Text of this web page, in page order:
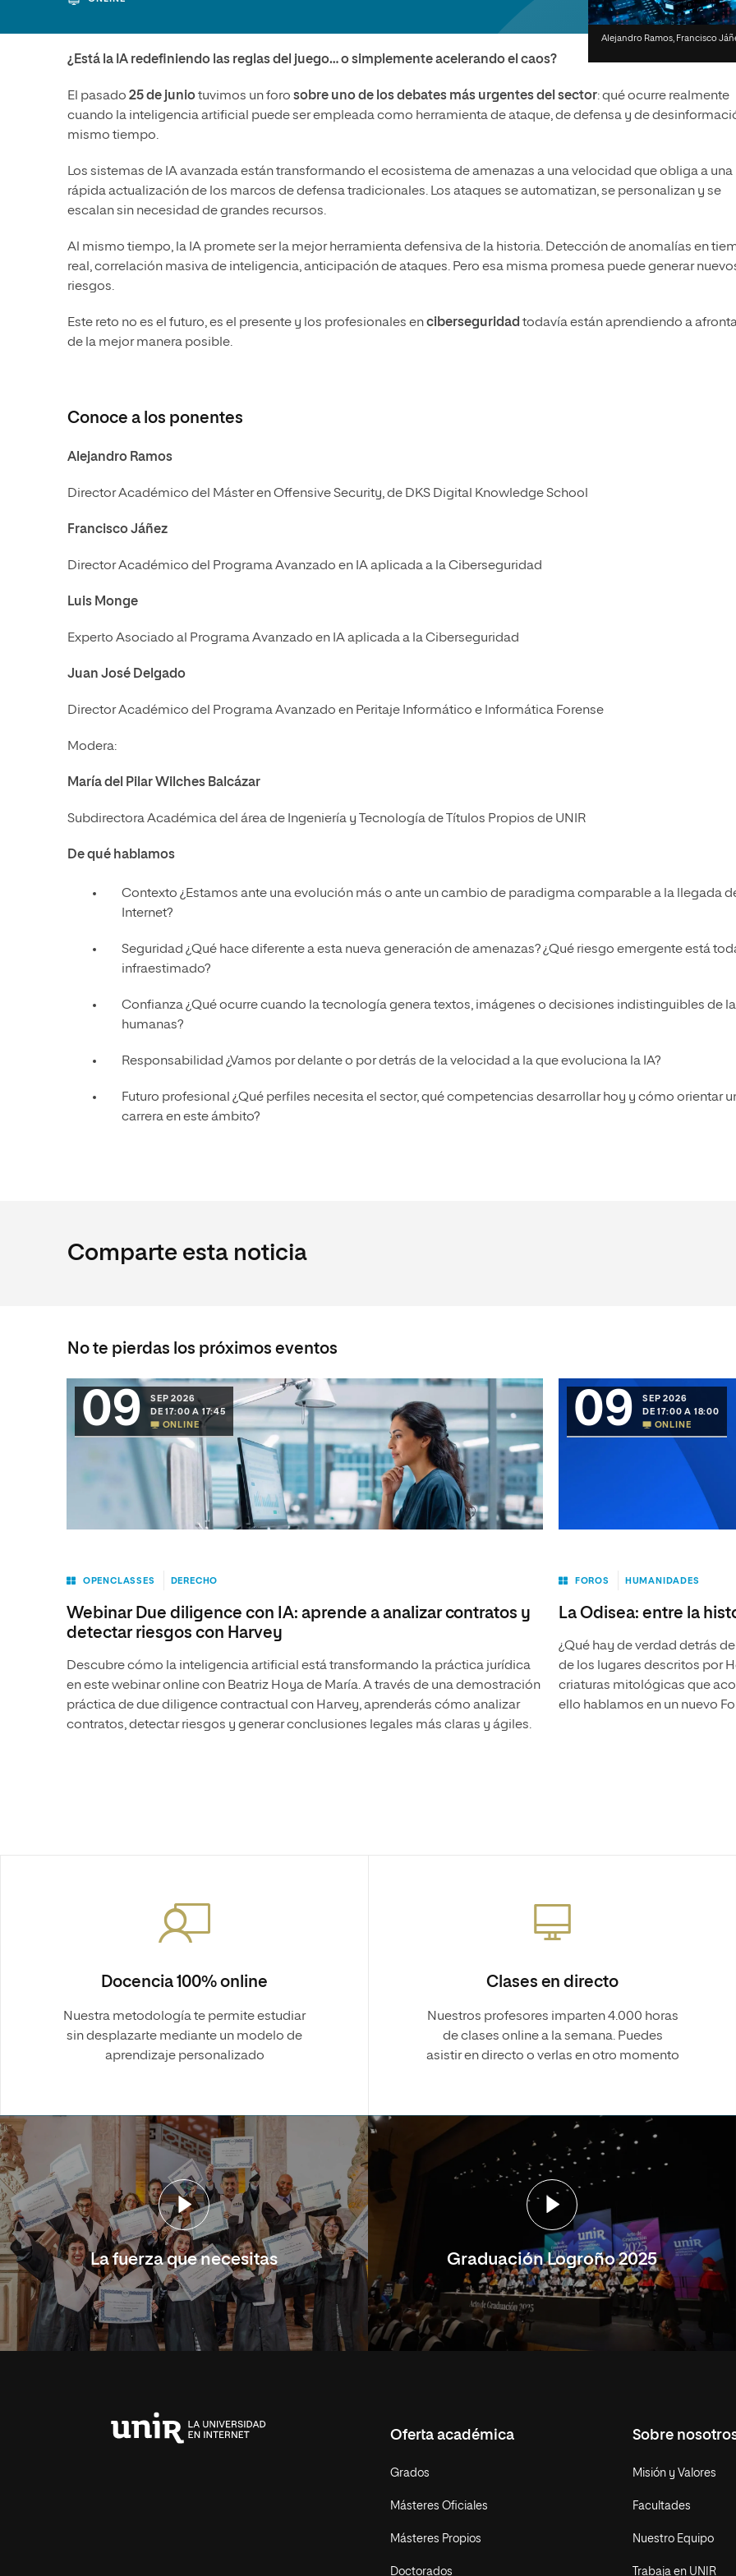
Internacionales
Acceso universitario para
mayores
Ciencias de la Salud
Ciencias Sociales
Humanidades
Artes
Diseño
Ciencias de la Salud
Ciencias Sociales
Humanidades
Música
Internacional
Funcionamiento
Alejandro Ramos, Francisco
¿Está la IA redefiniendo las reglas del juego… o simplemente acelerando el caos?
El pasado 25 de juniotuvimos un foro sobre uno de los debates más urgentes del sector: qué ocurre realmente
cuando la inteligencia artificial puede ser empleada como herramienta de ataque, de defensa y de
mismo tiempo.
Los sistemas de IA avanzada están transformando el ecosistema de amenazas a una velocidad que obliga a una
rápida actualización de los marcos de defensa tradicionales. Los ataques se automatizan, se personalizan y se
escalan sin necesidad de grandes recursos.
Al mismo tiempo, la IA promete ser la mejor herramienta defensiva de la historia. Detección de anomalías en
real, correlación masiva de inteligencia, anticipación de ataques. Pero esa misma promesa puede generar
riesgos.
Este reto no es el futuro, es el presente y los profesionales enciberseguridad todavía están aprendiendo a
de la mejor manera posible.
Conoce a los ponentes
Alejandro Ramos
Director Académico del Máster en Offensive Security, de DKS Digital Knowledge School
Francisco Jáñez
Director Académico del Programa Avanzado en IA aplicada a la Ciberseguridad
Luis Monge
Experto Asociado al Programa Avanzado en IA aplicada a la Ciberseguridad
Juan José Delgado
Director Académico del Programa Avanzado en Peritaje Informático e Informática Forense
Modera:
María del Pilar Wilches Balcázar
Subdirectora Académica del área de Ingeniería y Tecnología de Títulos Propios de UNIR
De qué hablamos
Contexto ¿Estamos ante una evolución más o ante un cambio de paradigma comparable a la llegada
Internet?
Seguridad ¿Qué hace diferente a esta nueva generación de amenazas? ¿Qué riesgo emergente está
infraestimado?
Confianza ¿Qué ocurre cuando la tecnología genera textos, imágenes o decisiones indistinguibles de
humanas?
Responsabilidad ¿Vamos por delante o por detrás de la velocidad a la que evoluciona la IA?
Futuro profesional ¿Qué perfiles necesita el sector, qué competencias desarrollar hoy y cómo orientar
carrera en este ámbito?
Comparte esta noticia
No te pierdas los próximos eventos
09
SEP 2026
DE 17:00 A 17:45
ONLINE
OPENCLASSES DERECHO
Webinar Due diligence con IA: aprende a analizar contratos y
detectar riesgos con Harvey
Descubre cómo la inteligencia artificial está transformando la práctica jurídica
en este webinar online con Beatriz Hoya de María. A través de una demostración
práctica de due diligence contractual con Harvey, aprenderás cómo analizar
contratos, detectar riesgos y generar conclusiones legales más claras y ágiles.
09
SEP 2026
DE 17:00 A 18:00
ONLINE
FOROS HUMANIDADES
La Odisea: entre la
¿Qué hay de verdad detrás
de los lugares descritos por
criaturas mitológicas que
ello hablamos en un nuevo
Docencia 100% online
Nuestra metodología te permite estudiar
sin desplazarte mediante un modelo de
aprendizaje personalizado
Clases en directo
Nuestros profesores imparten 4.000 horas
de clases online a la semana. Puedes
asistir en directo o verlas en otro momento
La fuerza que necesitas Graduación Logroño 2025
Oferta académica
Grados
Másteres Oficiales
Másteres Propios
Doctorados
Sobre
Misión y Valores
Facultades
Nuestro Equipo
Trabaja en UNIR